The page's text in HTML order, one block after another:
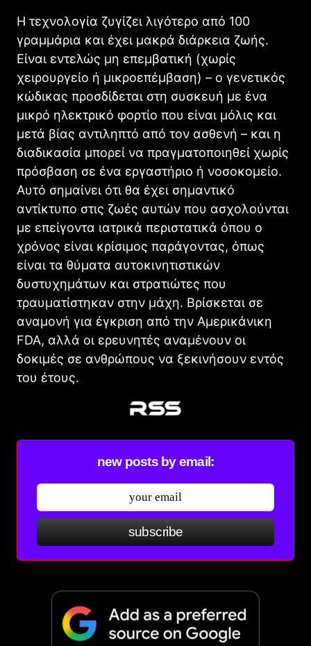
Η τεχνολογία ζυγίζει λιγότερο από 100
γραμμάρια και έχει μακρά διάρκεια ζωής.
Είναι εντελώς μη επεμβατική (χωρίς
χειρουργείο ή μικροεπέμβαση) – ο γενετικός
κώδικας προσδίδεται στη συσκευή με ένα
μικρό ηλεκτρικό φορτίο που είναι μόλις και
μετά βίας αντιληπτό από τον ασθενή – και η
διαδικασία μπορεί να πραγματοποιηθεί χωρίς
πρόσβαση σε ένα εργαστήριο ή νοσοκομείο.
Αυτό σημαίνει ότι θα έχει σημαντικό
αντίκτυπο στις ζωές αυτών που ασχολούνται
με επείγοντα ιατρικά περιστατικά όπου ο
χρόνος είναι κρίσιμος παράγοντας, όπως
είναι τα θύματα αυτοκινητιστικών
δυστυχημάτων και στρατιώτες που
τραυματίστηκαν στην μάχη. Βρίσκεται σε
αναμονή για έγκριση από την Αμερικάνικη
FDA, αλλά οι ερευνητές αναμένουν οι
δοκιμές σε ανθρώπους να ξεκινήσουν εντός
του έτους.
new posts by email:
subscribe